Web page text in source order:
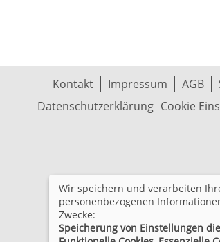
Kontakt Impressum AGB
Datenschutzerklärung Cookie
Wir speichern und verarbeiten
personenbezogenen
Zwecke:
Speicherung von Einstellungen